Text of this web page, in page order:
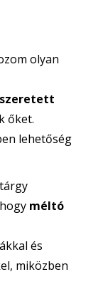
olyan
őket.
lehetőség
méltó
és
miközben